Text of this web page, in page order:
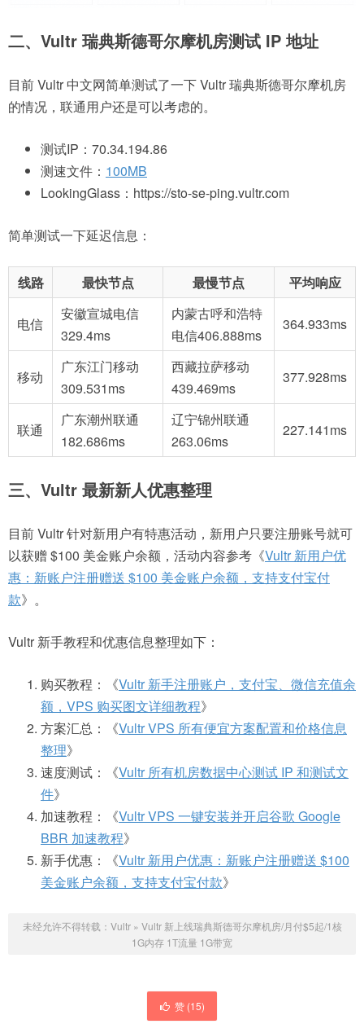
二、Vultr 瑞典斯德哥尔摩机房测试 IP 地址
目前 Vultr 中文网简单测试了一下 Vultr 瑞典斯德哥尔摩机房
的情况，联通用户还是可以考虑的。
测试IP：70.34.194.86
测速文件： 100MB
LookingGlass：https://sto-se-ping.vultr.com
简单测试一下延迟信息：
线路 最快节点 最慢节点 平均响应
电信
安徽宣城电信
329.4ms
内蒙古呼和浩特
电信406.888ms
364.933ms
移动
广东江门移动
309.531ms
西藏拉萨移动
439.469ms
377.928ms
联通
广东潮州联通
182.686ms
辽宁锦州联通
263.06ms
227.141ms
三、Vultr 最新新人优惠整理
目前 Vultr 针对新用户有特惠活动，新用户只要注册账号就可
以获赠 $100 美金账户余额，活动内容参考《Vultr 新用户优
惠：新账户注册赠送 $100 美金账户余额，支持支付宝付
款》。
Vultr 新手教程和优惠信息整理如下：
购买教程：《Vultr 新手注册账户，支付宝、微信充值余
额，VPS 购买图文详细教程》
方案汇总：《Vultr VPS 所有便宜方案配置和价格信息
整理》
速度测试：《Vultr 所有机房数据中心测试 IP 和测试文
件》
加速教程：《Vultr VPS 一键安装并开启谷歌 Google
BBR 加速教程》
新手优惠：《Vultr 新用户优惠：新账户注册赠送 $100
美金账户余额，支持支付宝付款》
未经允许不得转载： Vultr» Vultr 新上线瑞典斯德哥尔摩机房/月付$5起/1核
1G内存 1T流量 1G带宽
赞 (15)